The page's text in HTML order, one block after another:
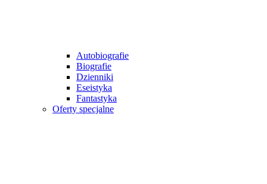
Autobiografie
Biografie
Dzienniki
Eseistyka
Fantastyka
Oferty specjalne